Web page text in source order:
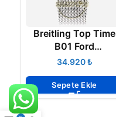
Breitling Top Time
B01 Ford
Thunderbird 41mm
Super Clone ETA
₺
Sepete Ekle